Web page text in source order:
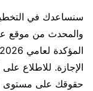
سنساعدك في
والمحدث من موقع
الإجازة. للاطلاع
حقوقك على مستوى